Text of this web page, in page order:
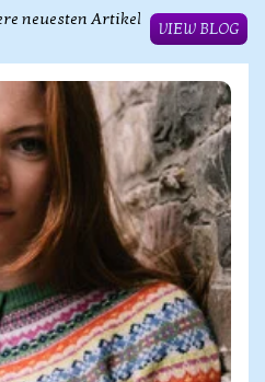
neuesten Artikel
VIEW BLOG